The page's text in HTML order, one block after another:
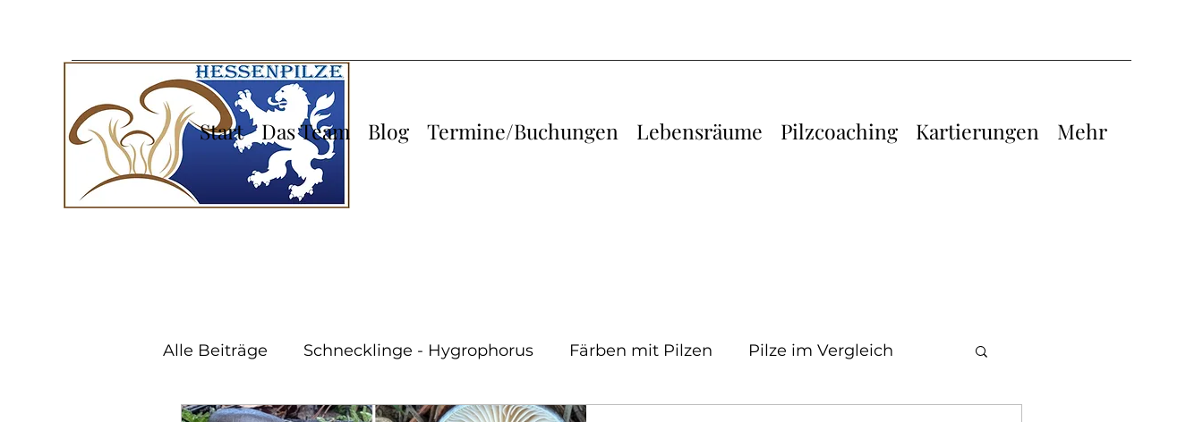
Start Das Team Blog Termine/Buchungen Lebensräume Pilzcoaching Kartierungen Mehr
Alle Beiträge Schnecklinge - Hygrophorus Färben mit Pilzen Pilze im Vergleich